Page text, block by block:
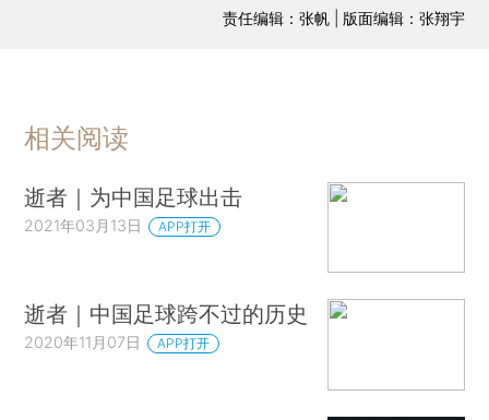
责任编辑：张帆 | 版面编辑：张翔宇
相关阅读
逝者｜为中国足球出击
2021年03月13日 APP打开
逝者｜中国足球跨不过的历史
2020年11月07日 APP打开